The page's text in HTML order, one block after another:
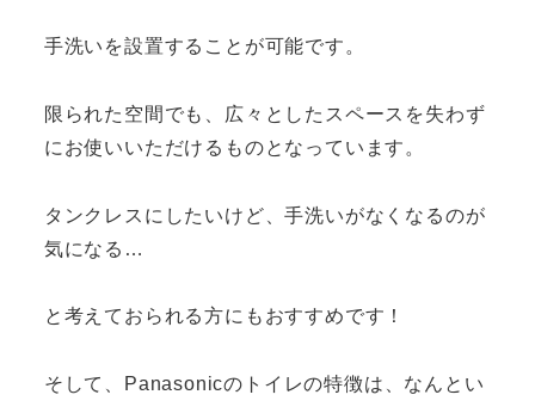
手洗いを設置することが可能です。
限られた空間でも、広々としたスペースを失わず
にお使いいただけるものとなっています。
タンクレスにしたいけど、手洗いがなくなるのが
気になる…
と考えておられる方にもおすすめです！
そして、Panasonicのトイレの特徴は、なんとい